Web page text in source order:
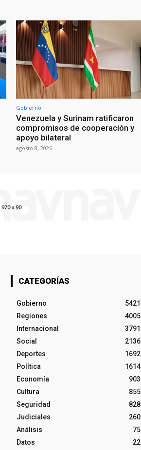
Gobierno
Venezuela y Surinam ratificaron
compromisos de cooperación y
apoyo bilateral
agosto 8, 2026
CATEGORÍAS
Gobierno
5421
Regiones
4005
Internacional
3791
Social
2136
Deportes
1692
Política
1614
Economía
903
Cultura
855
Seguridad
828
Judiciales
260
Análisis
75
Datos
22